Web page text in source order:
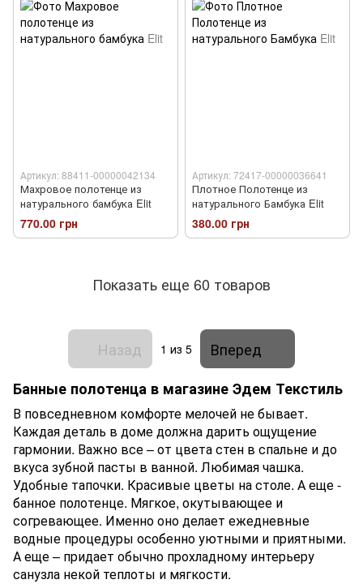
Артикул: 88411-00000042134
Махровое полотенце из
натурального бамбука Elit
770.00 грн
Артикул: 72417-00000036641
Плотное Полотенце из
натурального Бамбука Elit
380.00 грн
Показать еще 60 товаров
Назад 1 из 5
Вперед
Банные полотенца в магазине Эдем Текстиль
В повседневном комфорте мелочей не бывает.
Каждая деталь в доме должна дарить ощущение
гармонии. Важно все – от цвета стен в спальне и до
вкуса зубной пасты в ванной. Любимая чашка.
Удобные тапочки. Красивые цветы на столе. А еще -
банное полотенце. Мягкое, окутывающее и
согревающее. Именно оно делает ежедневные
водные процедуры особенно уютными и приятными.
А еще – придает обычно прохладному интерьеру
санузла некой теплоты и мягкости.